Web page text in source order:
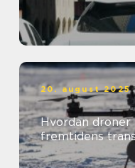
20. august 2025
Hvordan
fremtidens